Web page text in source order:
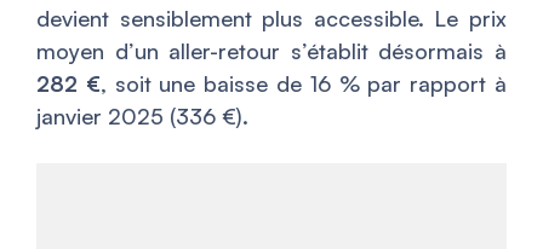
devient sensiblement plus accessible. Le prix
moyen d’un aller-retour s’établit désormais à
282 €, soit une baisse de 16 % par rapport à
janvier 2025 (336 €).